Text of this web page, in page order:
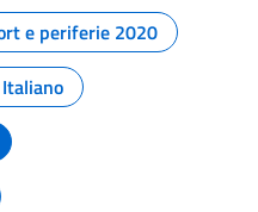
e periferie 2020